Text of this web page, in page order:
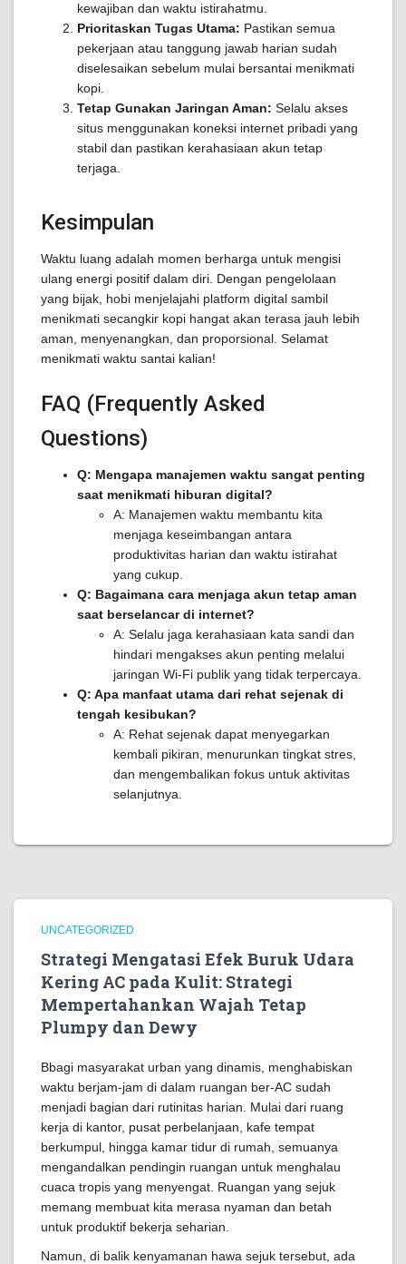
kewajiban dan waktu istirahatmu.
Prioritaskan Tugas Utama: Pastikan semua
pekerjaan atau tanggung jawab harian sudah
diselesaikan sebelum mulai bersantai menikmati
kopi.
Tetap Gunakan Jaringan Aman: Selalu akses
situs menggunakan koneksi internet pribadi yang
stabil dan pastikan kerahasiaan akun tetap
terjaga.
Kesimpulan
Waktu luang adalah momen berharga untuk mengisi
ulang energi positif dalam diri. Dengan pengelolaan
yang bijak, hobi menjelajahi platform digital sambil
menikmati secangkir kopi hangat akan terasa jauh lebih
aman, menyenangkan, dan proporsional. Selamat
menikmati waktu santai kalian!
FAQ (Frequently Asked
Questions)
Q: Mengapa manajemen waktu sangat penting
saat menikmati hiburan digital?
A: Manajemen waktu membantu kita
menjaga keseimbangan antara
produktivitas harian dan waktu istirahat
yang cukup.
Q: Bagaimana cara menjaga akun tetap aman
saat berselancar di internet?
A: Selalu jaga kerahasiaan kata sandi dan
hindari mengakses akun penting melalui
jaringan Wi-Fi publik yang tidak terpercaya.
Q: Apa manfaat utama dari rehat sejenak di
tengah kesibukan?
A: Rehat sejenak dapat menyegarkan
kembali pikiran, menurunkan tingkat stres,
dan mengembalikan fokus untuk aktivitas
selanjutnya.
UNCATEGORIZED
Strategi Mengatasi Efek Buruk Udara
Kering AC pada Kulit: Strategi
Mempertahankan Wajah Tetap
Plumpy dan Dewy
Bbagi masyarakat urban yang dinamis, menghabiskan
waktu berjam-jam di dalam ruangan ber-AC sudah
menjadi bagian dari rutinitas harian. Mulai dari ruang
kerja di kantor, pusat perbelanjaan, kafe tempat
berkumpul, hingga kamar tidur di rumah, semuanya
mengandalkan pendingin ruangan untuk menghalau
cuaca tropis yang menyengat. Ruangan yang sejuk
memang membuat kita merasa nyaman dan betah
untuk produktif bekerja seharian.
Namun, di balik kenyamanan hawa sejuk tersebut, ada